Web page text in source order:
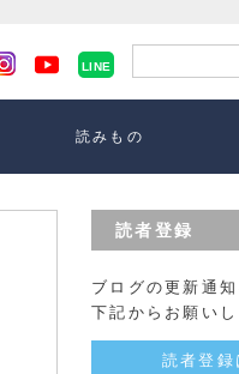
LINE
読みもの
読者登録
ブログの更新通
下記からお願いし
読者登録